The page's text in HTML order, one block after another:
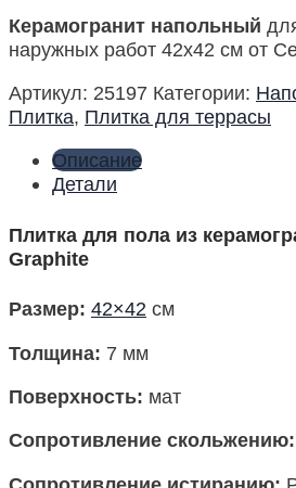
Керамогранит напольный
наружных работ 42х42 см от
Артикул: 25197 Категории:
Плитка, Плитка для террасы
Описание
Детали
Плитка для пола из
Graphite
Размер: 42×42 см
Толщина: 7 мм
Поверхность: мат
Сопротивление скольжению: